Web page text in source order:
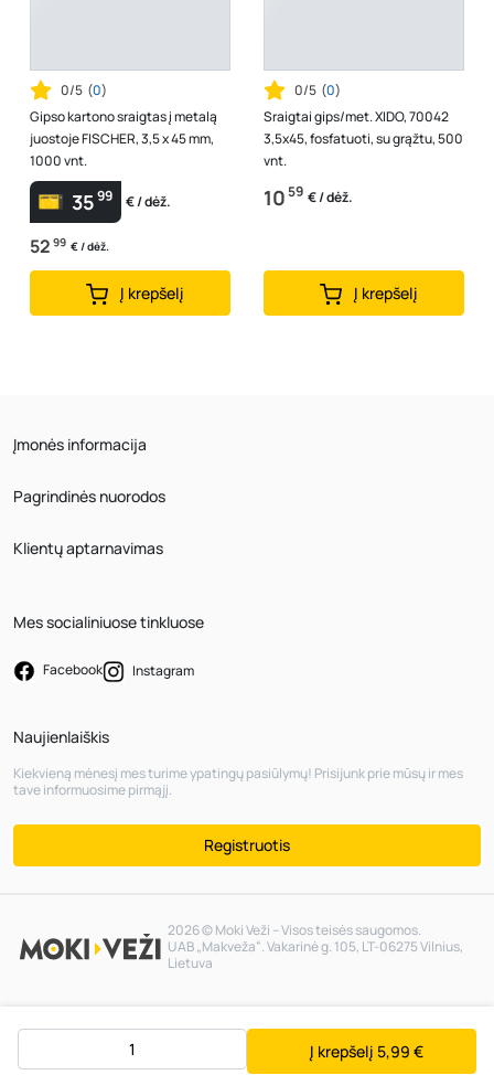
Į krepšelį 5,99 €
0/5 (0)
Gipso kartono sraigtas į metalą
juostoje FISCHER, 3,5 x 45 mm,
1000 vnt.
3599 € / dėž.
52 99 € / dėž.
Į krepšelį
0/5 (0)
Sraigtai gips/met. XIDO, 70042
3,5x45, fosfatuoti, su grąžtu, 500
vnt.
1059 € / dėž.
Į krepšelį
Įmonės informacija
Pagrindinės nuorodos
Klientų aptarnavimas
Mes socialiniuose tinkluose
Facebook Instagram
Naujienlaiškis
Kiekvieną mėnesį mes turime ypatingų pasiūlymų! Prisijunk prie mūsų ir mes
tave informuosime pirmąjį.
Registruotis
2026 © Moki Veži – Visos teisės saugomos.
UAB „Makveža“. Vakarinė g. 105, LT-06275 Vilnius,
Lietuva